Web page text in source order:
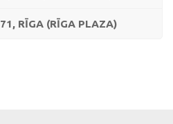
RĪGA (RĪGA PLAZA)